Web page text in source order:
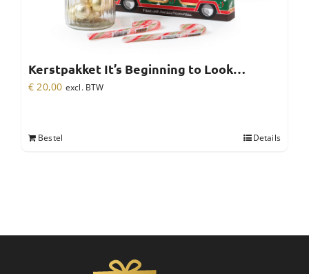
Kerstpakket It’s Beginning to Look…
€ 20,00 excl. BTW
Bestel Details